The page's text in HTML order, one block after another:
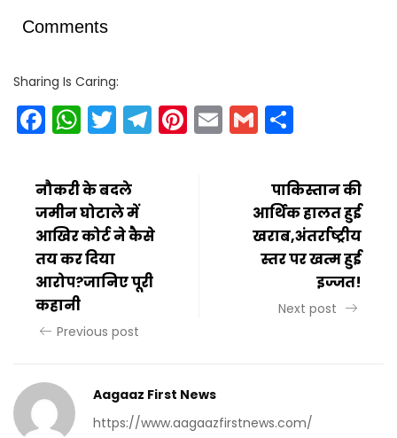
Comments
Sharing Is Caring:
Facebook
WhatsApp
Twitter
Telegram
Pinterest
EmailGmail
नौकरी के बदले
जमीन घोटाले में
आखिर कोर्ट ने कैसे
तय कर दिया
आरोप?जानिए पूरी
कहानी
Previous post
पाकिस्तान की
आर्थिक हालत हुई
खराब,अंतर्राष्ट्रीय
स्तर पर खत्म हुई
इज्जत!
Next post
Aagaaz First News
https://www.aagaazfirstnews.com/